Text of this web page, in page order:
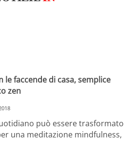
le faccende di casa, semplice
zen
può essere trasformato
una meditazione mindfulness,